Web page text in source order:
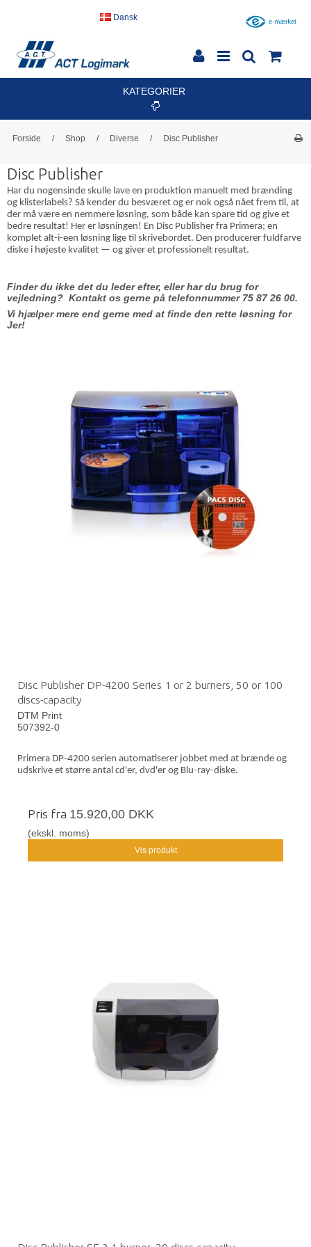
Dansk
KATEGORIER
Forside / Shop / Diverse / Disc Publisher
Disc Publisher
Har du nogensinde skulle lave en produktion manuelt med brænding
og klisterlabels? Så kender du besværet og er nok også nået frem til, at
der må være en nemmere løsning, som både kan spare tid og give et
bedre resultat! Her er løsningen! En Disc Publisher fra Primera; en
komplet alt-i-een løsning lige til skrivebordet. Den producerer fuldfarve
diske i højeste kvalitet — og giver et professionelt resultat.
Finder du ikke det du leder efter, eller har du brug for
vejledning? Kontakt os gerne på telefonnummer 75 87 26 00.
Vi hjælper mere end gerne med at finde den rette løsning for
Jer!
Disc Publisher DP-4200 Series 1 or 2 burners, 50 or 100
discs-capacity
DTM Print
507392-0
Primera DP-4200 serien automatiserer jobbet med at brænde og
udskrive et større antal cd'er, dvd'er og Blu-ray-diske.
Pris fra 15.920,00 DKK
(ekskl. moms)
Vis produkt